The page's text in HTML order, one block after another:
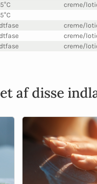
creme/
creme/
creme/
creme/
af disse